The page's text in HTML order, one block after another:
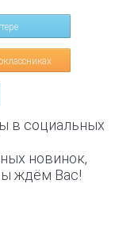
в социальных
новинок,
ждём Вас!